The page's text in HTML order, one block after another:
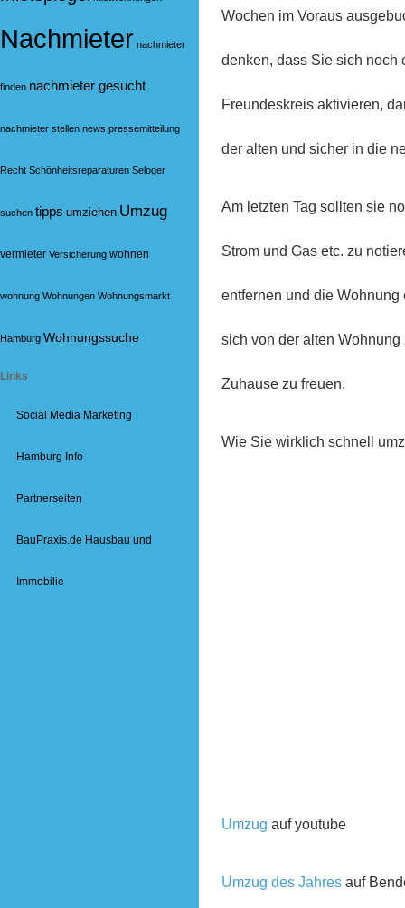
Nachmieter nachmieter
finden nachmieter gesucht
nachmieter stellen news pressemitteilung
Recht Schönheitsreparaturen Seloger
suchen tipps umziehen Umzug
vermieter Versicherung wohnen
wohnung Wohnungen Wohnungsmarkt
Hamburg Wohnungssuche
Links
Social Media Marketing
Hamburg Info
Partnerseiten
BauPraxis.de Hausbau und
Immobilie
Wochen im Voraus
denken, dass Sie sich noch
Freundeskreis aktivieren,
der alten und sicher in die
Am letzten Tag sollten sie
Strom und Gas etc. zu
entfernen und die
sich von der alten
Zuhause zu freuen.
Wie Sie wirklich schnell
Umzug auf youtube
Umzug des Jahres auf